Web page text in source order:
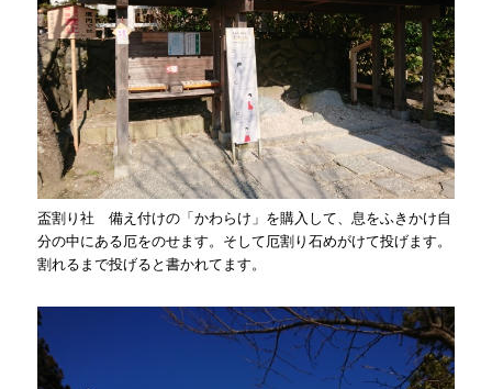
盃割り社 備え付けの「かわらけ」を購入して、息をふきかけ自
分の中にある厄をのせます。そして厄割り石めがけて投げます。
割れるまで投げると書かれてます。